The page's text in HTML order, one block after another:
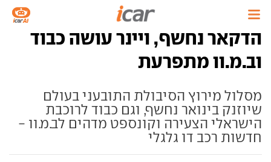
הדקאר נחשף, ויינר עושה כבוד
וב.מ.וו מתפרעת
מסלול מירוץ הסיבולת התובעני בעולם
שיוזנק בינואר נחשף, וגם כבוד לרוכבת
הישראלי הצעירה וקונספט מדהים לב.מ.וו -
חדשות רכב דו גלגלי